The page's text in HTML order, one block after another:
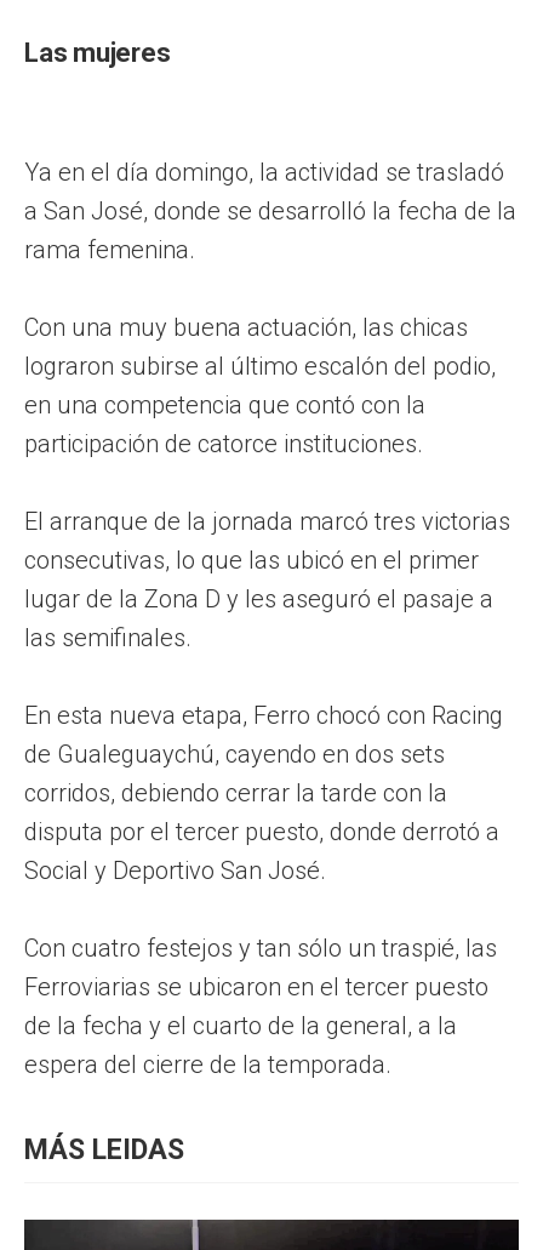
Las mujeres
Ya en el día domingo, la actividad se trasladó
a San José, donde se desarrolló la fecha de la
rama femenina.
Con una muy buena actuación, las chicas
lograron subirse al último escalón del podio,
en una competencia que contó con la
participación de catorce instituciones.
El arranque de la jornada marcó tres victorias
consecutivas, lo que las ubicó en el primer
lugar de la Zona D y les aseguró el pasaje a
las semifinales.
En esta nueva etapa, Ferro chocó con Racing
de Gualeguaychú, cayendo en dos sets
corridos, debiendo cerrar la tarde con la
disputa por el tercer puesto, donde derrotó a
Social y Deportivo San José.
Con cuatro festejos y tan sólo un traspié, las
Ferroviarias se ubicaron en el tercer puesto
de la fecha y el cuarto de la general, a la
espera del cierre de la temporada.
MÁS LEIDAS